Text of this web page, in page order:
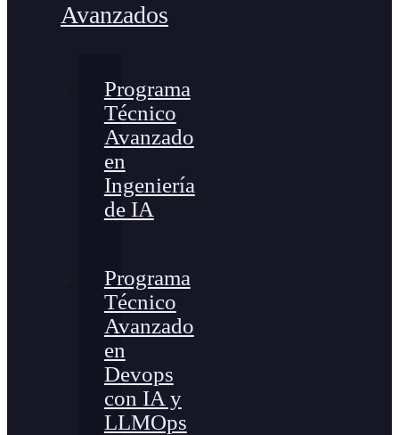
Avanzados
Programa
Técnico
Avanzado
en
Ingeniería
de IA
Programa
Técnico
Avanzado
en
Devops
con IA y
LLMOps